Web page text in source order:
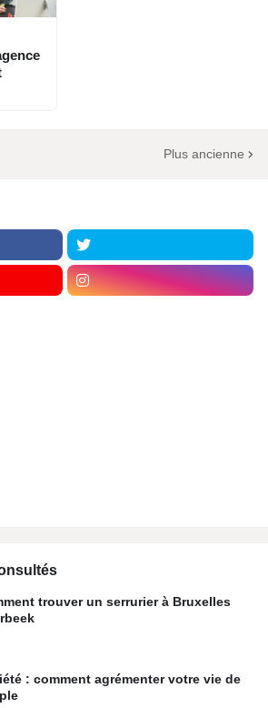
Plus ancienne
trouver un serrurier à Bruxelles
: comment agrémenter votre vie de